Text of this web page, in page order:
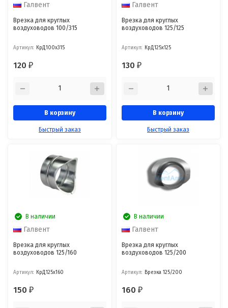
Галвент
Врезка для круглых
воздуховодов 100/315
Артикул: КрД100х315
120₽
В корзину
Быстрый заказ
Галвент
Врезка для круглых
воздуховодов 125/125
Артикул: КрД125х125
130₽
В корзину
Быстрый заказ
В наличии
Галвент
Врезка для круглых
воздуховодов 125/160
Артикул: КрД125х160
150₽
В наличии
Галвент
Врезка для круглых
воздуховодов 125/200
Артикул: Врезка 125/200
160₽